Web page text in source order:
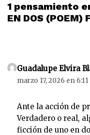
1 pensamiento
EN DOS (POEM)
Guadalupe Elvira
marzo 17, 2026 en
Ante la acción de
Verdadero o real,
ficción de uno en